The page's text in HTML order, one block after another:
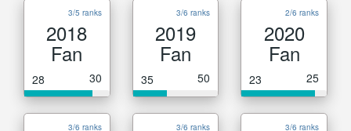
3/5 ranks
2018
Fan
28 30
3/6 ranks
2019
Fan
35 50
2/6 ranks
2020
Fan
23 25
3/6 ranks 3/6 ranks 3/6 ranks